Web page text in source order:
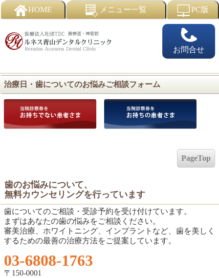
HOME メニュー一覧 PC版
お問合せ
治療日・歯についてのお悩みご相談フォーム
PageTop
歯のお悩みについて、
無料カウンセリングを行っています
歯についてのご相談・受診予約を受け付けています。
まずはあなたの歯の悩みをご相談ください。
審美治療、ホワイトニング、インプラントなど、歯を美しく
するための最善の治療方法をご提案しています。
03-6808-1763
〒150-0001